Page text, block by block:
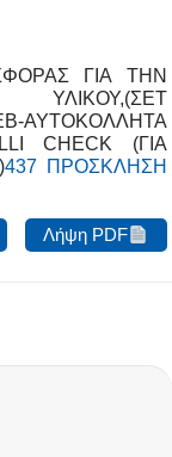
ΓΙΑ ΤΗΝ
ΑΥΤΟΚΟΛΛΗΤΑ
CHECK (ΓΙΑ
437 ΠΡΟΣΚΛΗΣΗ
Λήψη PDF